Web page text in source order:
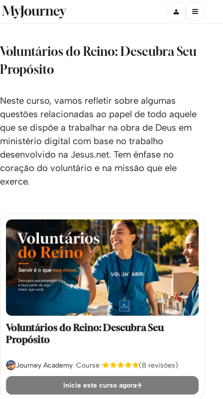
Voluntários do Reino: Descubra Seu
Propósito
Neste curso, vamos refletir sobre algumas
questões relacionadas ao papel de todo aquele
que se dispõe a trabalhar na obra de Deus em
ministério digital com base no trabalho
desenvolvido na Jesus.net. Tem ênfase no
coração do voluntário e na missão que ele
exerce.
Voluntários do Reino: Descubra Seu
Propósito
Journey Academy Course (8 revisões)
Inicie este curso agora